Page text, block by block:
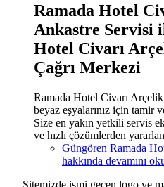
Ramada Hotel
Ankastre Servisi
Hotel Civarı
Çağrı Merkezi
Ramada Hotel Civarı
beyaz eşyalarınız için tamir
Size en yakın yetkili servis
ve hızlı çözümlerden
Güngören Ramada
hakkında devamını
Sitemizde ismi geçen logo ve